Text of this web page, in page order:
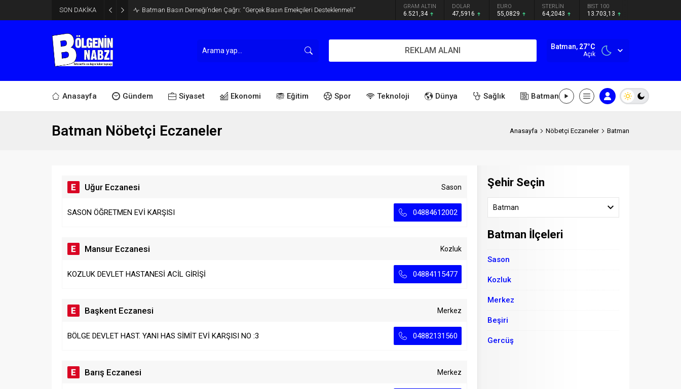
SON DAKİKA Batman Basın Derneği’nden Çağrı: “Gerçek Basın Emekçileri Desteklenmeli” GRAM ALTIN
6.521,34
DOLAR
47,5916
EURO
55,0829
STERLİN
64,2043
BIST 100
13.703,13
REKLAM ALANI Batman, 27°C
Açık
Anasayfa Gündem Siyaset Ekonomi Eğitim Spor Teknoloji Dünya Sağlık Batman
Batman Nöbetçi Eczaneler Anasayfa Nöbetçi Eczaneler Batman
Uğur Eczanesi Sason
SASON ÖĞRETMEN EVİ KARŞISI 04884612002
Mansur Eczanesi Kozluk
KOZLUK DEVLET HASTANESİ ACİL GİRİŞİ 04884115477
Başkent Eczanesi Merkez
BÖLGE DEVLET HAST. YANI HAS SİMİT EVİ KARŞISI NO :3 04882131560
Barış Eczanesi Merkez
Şehir Seçin
Batman
Batman İlçeleri
Sason
Kozluk
Merkez
Beşiri
Gercüş